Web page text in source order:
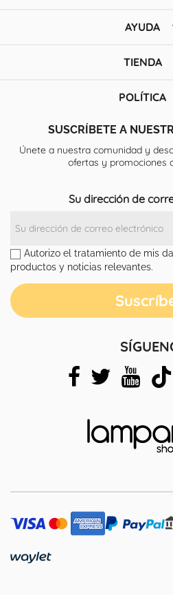
AYUDA
TIENDA
POLÍTICA
SUSCRÍBETE A
Únete a nuestra comunidad y
ofertas y promociones
Su dirección de
Autorizo el tratamiento de mis
productos y noticias relevantes.